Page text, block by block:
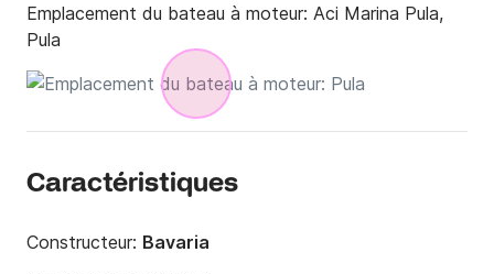
Emplacement du bateau à moteur: Aci Marina Pula,
Pula
Caractéristiques
Constructeur: Bavaria